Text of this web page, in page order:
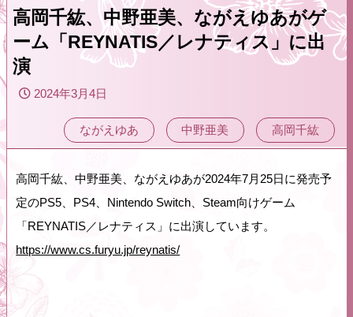
高岡千紘、中野亜美、ながえゆあがゲ
ーム「REYNATIS／レナティス」に出
演
2024年3月4日
ながえゆあ 中野亜美 高岡千紘
高岡千紘、中野亜美、ながえゆあが2024年7月25日に発売予
定のPS5、PS4、Nintendo Switch、Steam向けゲーム
「REYNATIS／レナティス」に出演しています。
https://www.cs.furyu.jp/reynatis/